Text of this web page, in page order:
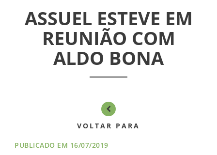
NOTÍCIAS
CONTATO
ASSUEL ESTEVE EM
REUNIÃO COM
ALDO BONA
VOLTAR PARA
PUBLICADO EM 16/07/2019